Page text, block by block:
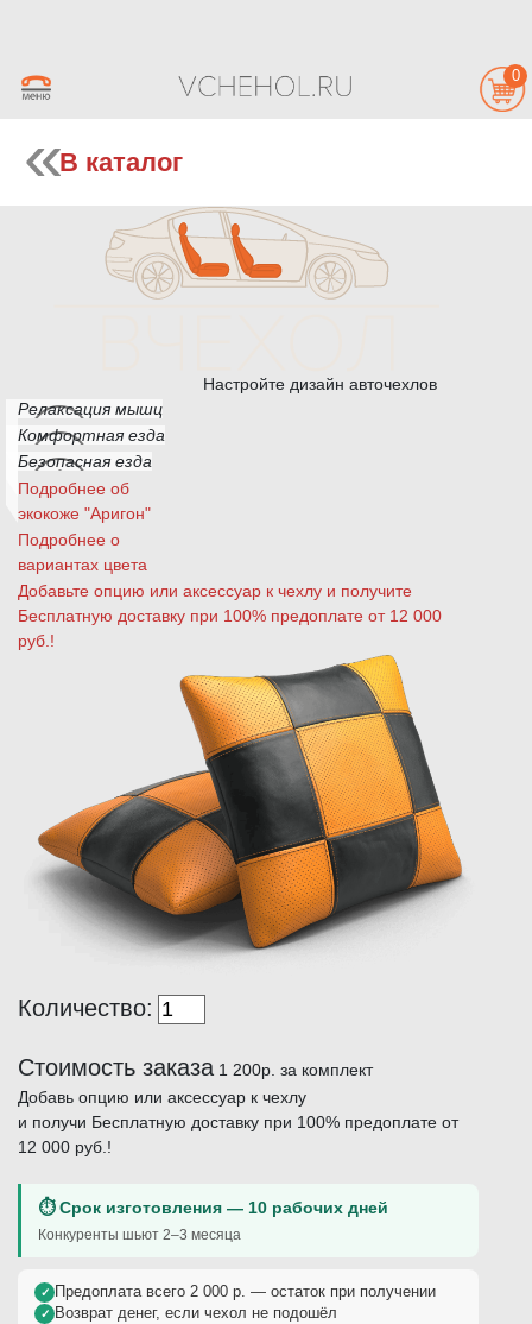
0
В каталог
Настройте дизайн авточехлов
Релаксация мышц
Комфортная езда
Безопасная езда
Подробнее об
экокоже "Аригон"
Подробнее о
вариантах цвета
Добавьте опцию или аксессуар к чехлу и получите
Бесплатную доставку при 100% предоплате от 12 000
руб.!
Количество:
Стоимость заказа 1 200р. за комплект
Добавь опцию или аксессуар к чехлу
и получи Бесплатную доставку при 100% предоплате от
12 000 руб.!
⏱ Срок изготовления — 10 рабочих дней
Конкуренты шьют 2–3 месяца
✓ Предоплата всего 2 000 р. — остаток при получении
✓ Возврат денег, если чехол не подошёл